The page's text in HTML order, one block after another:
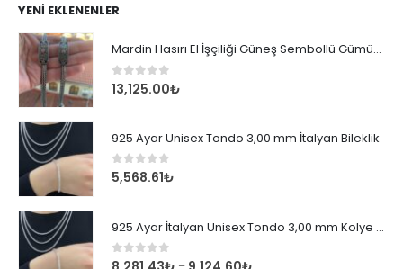
YENI EKLENENLER
Mardin Hasırı El İşçiliği Güneş Sembollü Gümüş Erkek Bileklik
0out of 5
13,125.00₺
925 Ayar Unisex Tondo 3,00 mm İtalyan Bileklik
0 out of 5
5,568.61₺
925 Ayar İtalyan Unisex Tondo 3,00 mm Kolye Zincir
0 out of 5